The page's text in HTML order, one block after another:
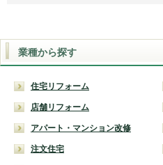
業種から探す
住宅リフォーム
店舗リフォーム
アパート・マンション改修
注文住宅